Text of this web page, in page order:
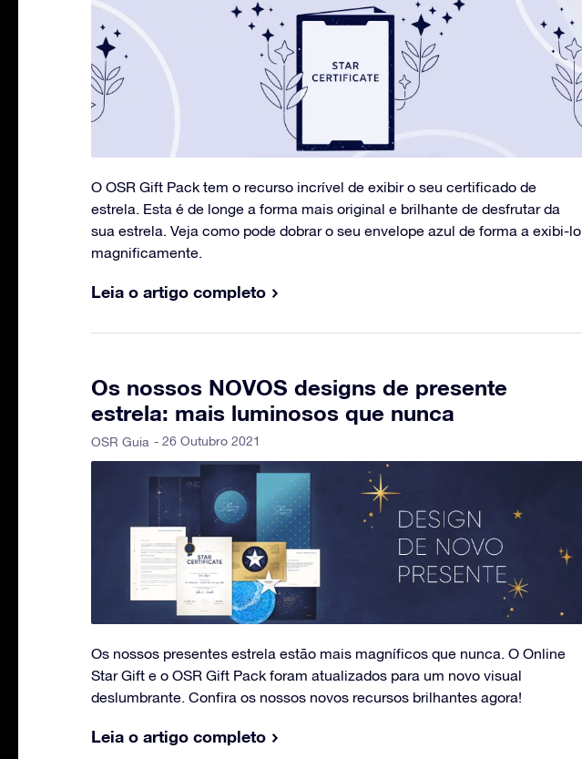
O OSR Gift Pack tem o recurso incrível de exibir o seu certificado de
estrela. Esta é de longe a forma mais original e brilhante de desfrutar da
sua estrela. Veja como pode dobrar o seu envelope azul de forma a exibi-lo
magnificamente.
Leia o artigo completo
Os nossos NOVOS designs de presente
estrela: mais luminosos que nunca
OSR Guia - 26 Outubro 2021
Os nossos presentes estrela estão mais magníficos que nunca. O Online
Star Gift e o OSR Gift Pack foram atualizados para um novo visual
deslumbrante. Confira os nossos novos recursos brilhantes agora!
Leia o artigo completo